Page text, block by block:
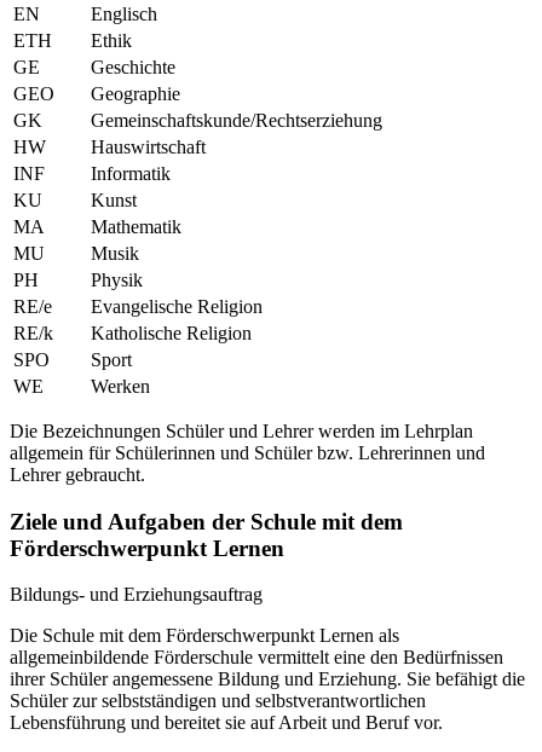
EN
Englisch
ETH
Ethik
GE
Geschichte
GEO
Geographie
GK
Gemeinschaftskunde/Rechtserziehung
HW
Hauswirtschaft
INF
Informatik
KU
Kunst
MA
Mathematik
MU
Musik
PH
Physik
RE/e
Evangelische Religion
RE/k
Katholische Religion
SPO
Sport
WE
Werken
Die Bezeichnungen Schüler und Lehrer werden im Lehrplan
allgemein für Schülerinnen und Schüler bzw. Lehrerinnen und
Lehrer gebraucht.
Ziele und Aufgaben der Schule mit dem
Förderschwerpunkt Lernen
Bildungs- und Erziehungsauftrag
Die Schule mit dem Förderschwerpunkt Lernen als
allgemeinbildende Förderschule vermittelt eine den Bedürfnissen
ihrer Schüler angemessene Bildung und Erziehung. Sie befähigt die
Schüler zur selbstständigen und selbstverantwortlichen
Lebensführung und bereitet sie auf Arbeit und Beruf vor.